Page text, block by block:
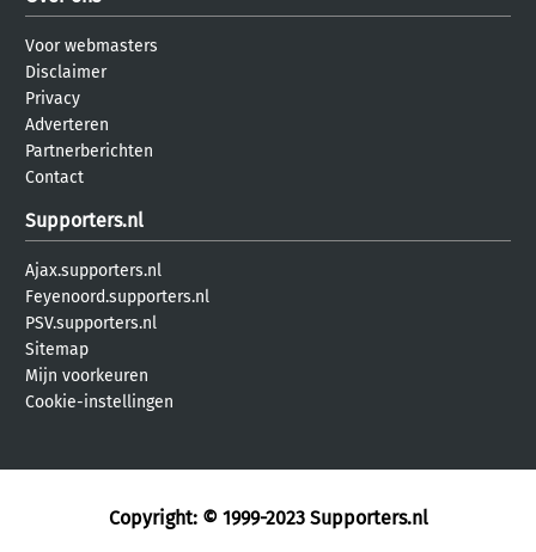
Voor webmasters
Disclaimer
Privacy
Adverteren
Partnerberichten
Contact
Supporters.nl
Ajax.supporters.nl
Feyenoord.supporters.nl
PSV.supporters.nl
Sitemap
Mijn voorkeuren
Cookie-instellingen
Copyright: © 1999-2023 Supporters.nl